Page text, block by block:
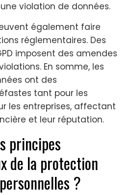
violation de données.
également faire
réglementaires. Des
imposent des amendes
En somme, les
ont des
tant pour les
les entreprises, affectant
et leur réputation.
principes
de la protection
?